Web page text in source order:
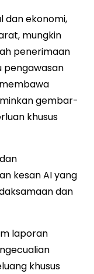
dan ekonomi,
mungkin
penerimaan
gembar-
khusus
kesan AI yang
dan
laporan
khusus